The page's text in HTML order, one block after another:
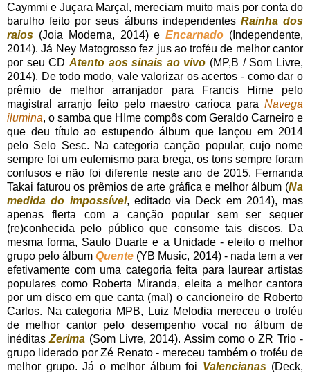
Caymmi e Juçara Marçal, mereciam muito mais por conta do
barulho feito por seus álbuns independentes Rainha dos
raios (Joia Moderna, 2014) eEncarnado (Independente,
2014). Já Ney Matogrosso fez jus ao troféu de melhor cantor
por seu CD Atento aos sinais ao vivo (MP,B / Som Livre,
2014). De todo modo, vale valorizar os acertos - como dar o
prêmio de melhor arranjador para Francis Hime pelo
magistral arranjo feito pelo maestro carioca para Navega
ilumina, o samba que HIme compôs com Geraldo Carneiro e
que deu título ao estupendo álbum que lançou em 2014
pelo Selo Sesc. Na categoria canção popular, cujo nome
sempre foi um eufemismo para brega, os tons sempre foram
confusos e não foi diferente neste ano de 2015. Fernanda
Takai faturou os prêmios de arte gráfica e melhor álbum (Na
medida do impossível, editado via Deck em 2014), mas
apenas flerta com a canção popular sem ser sequer
(re)conhecida pelo público que consome tais discos. Da
mesma forma, Saulo Duarte e a Unidade - eleito o melhor
grupo pelo álbumQuente (YB Music, 2014) - nada tem a ver
efetivamente com uma categoria feita para laurear artistas
populares como Roberta Miranda, eleita a melhor cantora
por um disco em que canta (mal) o cancioneiro de Roberto
Carlos. Na categoria MPB, Luiz Melodia mereceu o troféu
de melhor cantor pelo desempenho vocal no álbum de
inéditasZerima (Som Livre, 2014). Assim como o ZR Trio -
grupo liderado por Zé Renato - mereceu também o troféu de
melhor grupo. Já o melhor álbum foi Valencianas (Deck,